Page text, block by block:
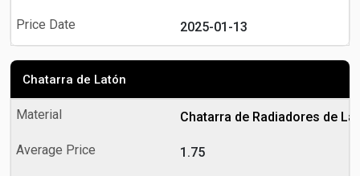
2025-01-13
Chatarra de Latón
Chatarra de Radiadores de
1.75